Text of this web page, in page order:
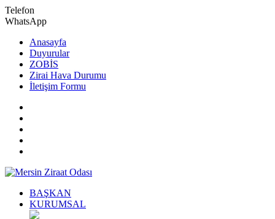
Telefon
WhatsApp
Anasayfa
Duyurular
ZOBİS
Zirai Hava Durumu
İletişim Formu
BAŞKAN
KURUMSAL